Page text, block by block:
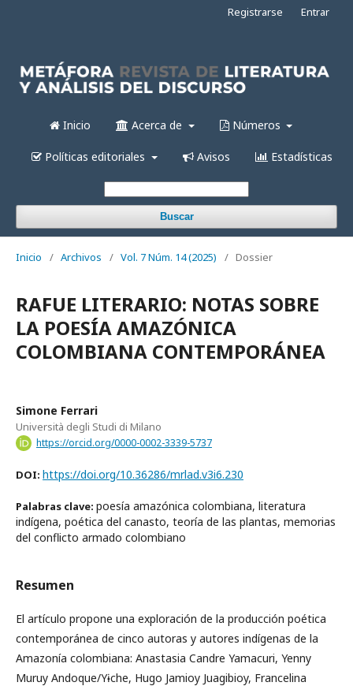
Inicio Acerca de Números
Políticas editoriales Avisos Estadísticas
Buscar
Registrarse Entrar
Inicio / Archivos / Vol. 7 Núm. 14 (2025) / Dossier
RAFUE LITERARIO: NOTAS SOBRE
LA POESÍA AMAZÓNICA
COLOMBIANA CONTEMPORÁNEA
Simone Ferrari
Università degli Studi di Milano
https://orcid.org/0000-0002-3339-5737
DOI: https://doi.org/10.36286/mrlad.v3i6.230
Palabras clave: poesía amazónica colombiana, literatura
indígena, poética del canasto, teoría de las plantas, memorias
del conflicto armado colombiano
Resumen
El artículo propone una exploración de la producción poética
contemporánea de cinco autoras y autores indígenas de la
Amazonía colombiana: Anastasia Candre Yamacuri, Yenny
Muruy Andoque/Yɨche, Hugo Jamioy Juagibioy, Francelina